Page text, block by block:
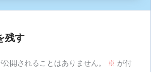
残す
開されることはありません。 ※ が付